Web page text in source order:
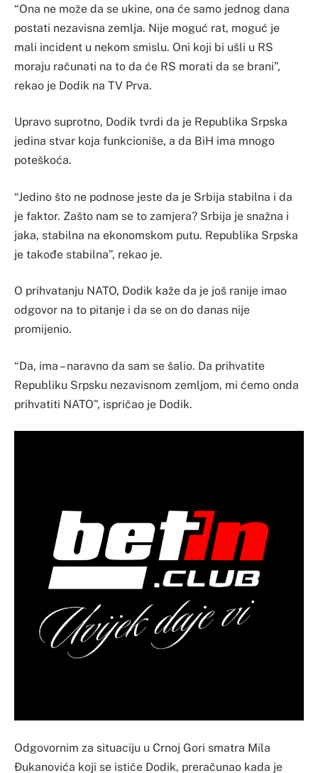
“Ona ne može da se ukine, ona će samo jednog dana
postati nezavisna zemlja. Nije moguć rat, moguć je
mali incident u nekom smislu. Oni koji bi ušli u RS
moraju računati na to da će RS morati da se brani”,
rekao je Dodik na TV Prva.
Upravo suprotno, Dodik tvrdi da je Republika Srpska
jedina stvar koja funkcioniše, a da BiH ima mnogo
poteškoća.
“Jedino što ne podnose jeste da je Srbija stabilna i da
je faktor. Zašto nam se to zamjera? Srbija je snažna i
jaka, stabilna na ekonomskom putu. Republika Srpska
je takođe stabilna”, rekao je.
O prihvatanju NATO, Dodik kaže da je još ranije imao
odgovor na to pitanje i da se on do danas nije
promijenio.
“Da, ima – naravno da sam se šalio. Da prihvatite
Republiku Srpsku nezavisnom zemljom, mi ćemo onda
prihvatiti NATO”, ispričao je Dodik.
Odgovornim za situaciju u Crnoj Gori smatra Mila
Đukanovića koji se ističe Dodik, preračunao kada je